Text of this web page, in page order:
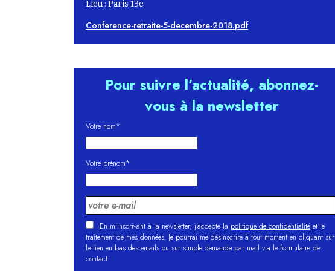
Lieu : Paris 13e
Conference-retraite-5-decembre-2018.pdf
Pour suivre l’actualité, abonnez-
vous à la newsletter
Votre nom*
Votre prénom*
En m'inscrivant à la newsletter, j’accepte la politique de confidentialité et le
traitement de mes données. Je pourrai me désinscrire à tout moment en cliquant sur
le lien en bas des emails ou sur simple demande par mail via le formulaire de
contact.